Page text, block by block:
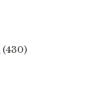
(430)